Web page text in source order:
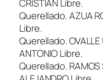
CRISTIAN Libre.
Querellado. AZUA
Libre.
Querellado. OVALLE
ANTONIO Libre.
Querellado. RAMOS